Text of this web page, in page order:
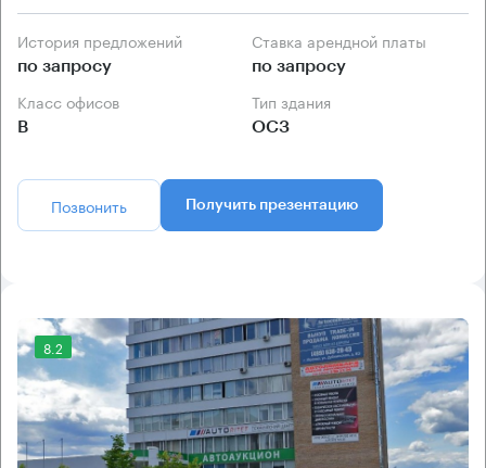
История предложений
по запросу
Ставка арендной платы
по запросу
Класс офисов
B
Тип здания
ОСЗ
Позвонить Получить презентацию
8.2